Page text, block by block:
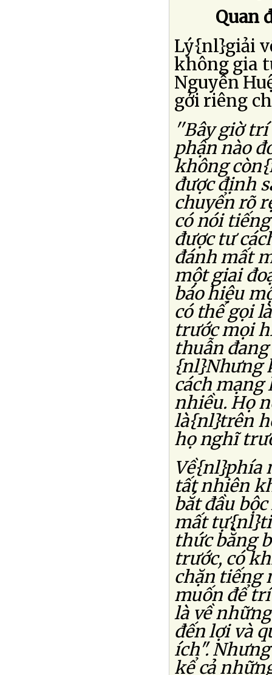
Quan
Lý{nl}giải
không gia
Nguyễn
gởi riêng
''Bây giờ
phận nào
không
được định
chuyển rõ
có nói
được tư
đánh mất
một giai
báo hiệu
có thể gọi
trước mọi
thuẫn
{nl}Nhưng
cách
nhiều. Họ
là{nl}trên
họ nghĩ
Về{nl}phía
tất nhiên
bắt đầu
mất
thức bằng
trước, có
chặn tiếng
muốn để
là về
đến lợi và
ích".
kể cả